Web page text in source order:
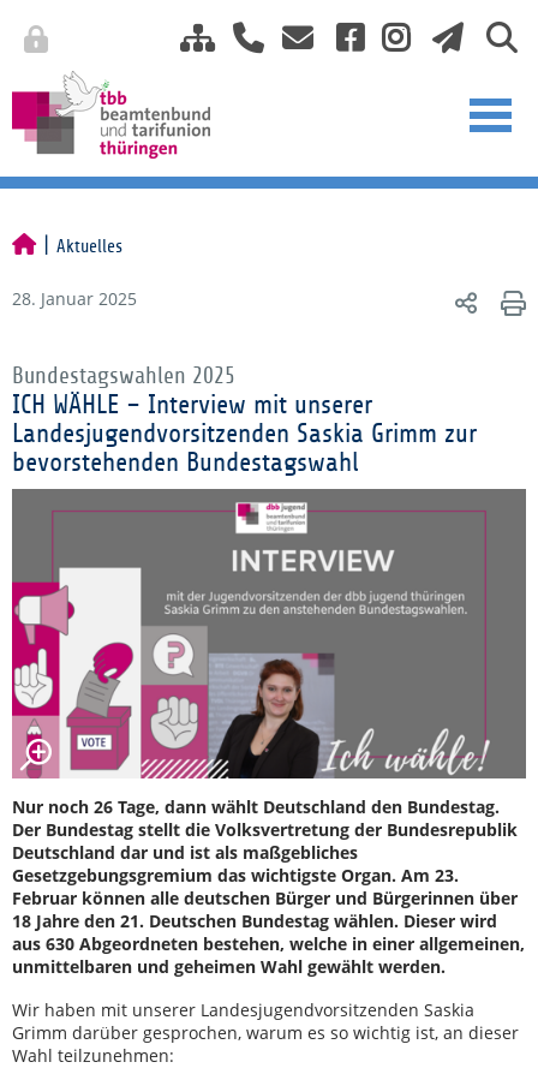
Aktuelles
28. Januar 2025
Bundestagswahlen 2025
ICH WÄHLE – Interview mit unserer
Landesjugendvorsitzenden Saskia Grimm zur
bevorstehenden Bundestagswahl
Nur noch 26 Tage, dann wählt Deutschland den Bundestag.
Der Bundestag stellt die Volksvertretung der Bundesrepublik
Deutschland dar und ist als maßgebliches
Gesetzgebungsgremium das wichtigste Organ. Am 23.
Februar können alle deutschen Bürger und Bürgerinnen über
18 Jahre den 21. Deutschen Bundestag wählen. Dieser wird
aus 630 Abgeordneten bestehen, welche in einer allgemeinen,
unmittelbaren und geheimen Wahl gewählt werden.
Wir haben mit unserer Landesjugendvorsitzenden Saskia
Grimm darüber gesprochen, warum es so wichtig ist, an dieser
Wahl teilzunehmen: